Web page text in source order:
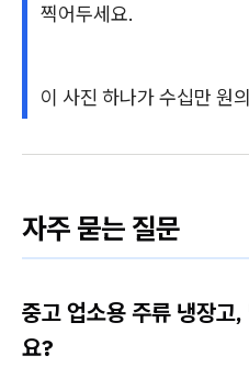
찍어두세요.
이 사진 하나가 수십만 원
자주 묻는 질문
중고 업소용 주류 냉장고
요?